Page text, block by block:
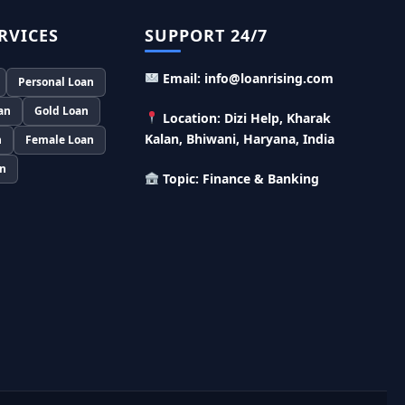
लिए ले सकते है पुरे 9 लाख तक का लोन, मिलती है तगड़ी
सब्सिडी
PM Dhan Dhanya Kirshi Loan Scheme: अब
किसान साथी PM धन धान्य कृषि लोन योजना से ले सकते है
Personal Loan
Gold Loan
Female Loan
SUPPORT 24/7
Email: info@loanrising.com
Location: Dizi Help, Kharak
Kalan, Bhiwani, Haryana, India
Topic: Finance & Banking